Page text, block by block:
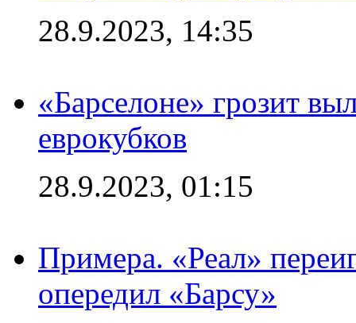
28.9.2023, 14:35
«Барселоне» грозит
еврокубков
28.9.2023, 01:15
Примера. «Реал»
опередил «Барсу»